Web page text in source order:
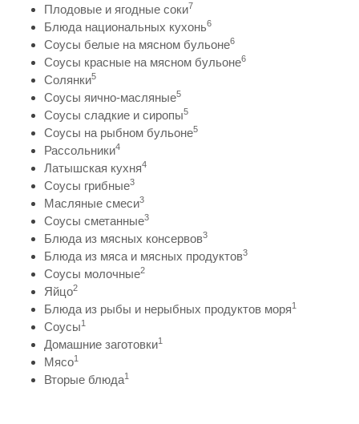
Плодовые и ягодные соки7
Блюда национальных кухонь6
Соусы белые на мясном бульоне6
Соусы красные на мясном бульоне6
Солянки5
Соусы яично-масляные5
Соусы сладкие и сиропы5
Соусы на рыбном бульоне5
Рассольники4
Латышская кухня4
Соусы грибные3
Масляные смеси3
Соусы сметанные3
Блюда из мясных консервов3
Блюда из мяса и мясных продуктов3
Соусы молочные2
Яйцо2
Блюда из рыбы и нерыбных продуктов моря1
Соусы1
Домашние заготовки1
Мясо1
Вторые блюда1